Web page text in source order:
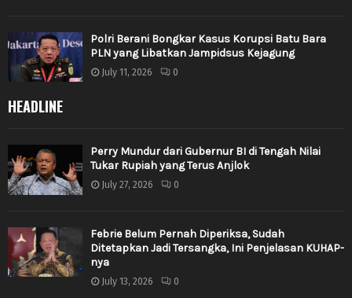
Polri Berani Bongkar Kasus Korupsi Batu Bara
PLN yang Libatkan Jampidsus Kejagung
July 11, 2026 0
HEADLINE
Perry Mundur dari Gubernur BI di Tengah Nilai
Tukar Rupiah yang Terus Anjlok
July 27, 2026 0
Febrie Belum Pernah Diperiksa, Sudah
Ditetapkan Jadi Tersangka, Ini Penjelasan KUHAP-
nya
July 13, 2026 0